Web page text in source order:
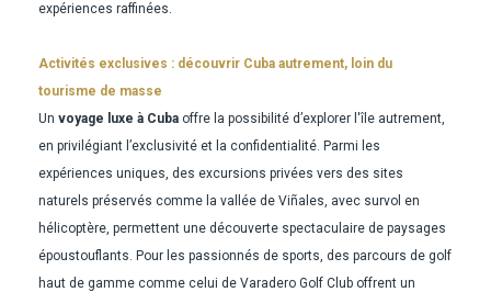
expériences raffinées.
Activités exclusives : découvrir Cuba autrement, loin du
tourisme de masse
Un voyage luxe à Cuba offre la possibilité d’explorer l'île autrement,
en privilégiant l’exclusivité et la confidentialité. Parmi les
expériences uniques, des excursions privées vers des sites
naturels préservés comme la vallée de Viñales, avec survol en
hélicoptère, permettent une découverte spectaculaire de paysages
époustouflants. Pour les passionnés de sports, des parcours de golf
haut de gamme comme celui de Varadero Golf Club offrent un